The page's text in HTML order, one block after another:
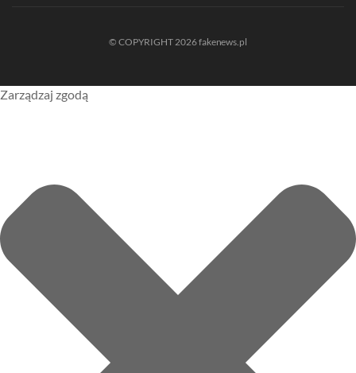
© COPYRIGHT 2026 fakenews.pl
Zarządzaj zgodą